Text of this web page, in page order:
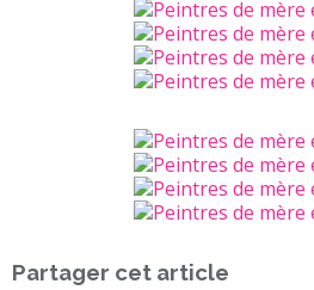
Partager cet article